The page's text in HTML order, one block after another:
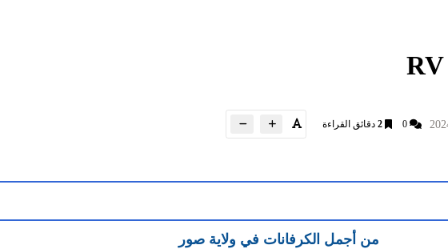
0
2 دقائق القراءة
من أجمل الكرفانات في ولاية صور